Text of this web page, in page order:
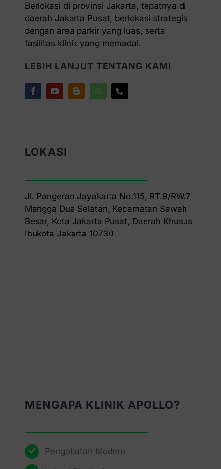
Berlokasi di provinsi Jakarta, tepatnya di
daerah Jakarta Pusat, berlokasi strategis
dengan area parkir yang luas, serta
fasilitas klinik yang memadai.
LEBIH LANJUT TENTANG KAMI
LOKASI
Jl. Pangeran Jayakarta No.115, RT.9/RW.7
Mangga Dua Selatan, Kecamatan Sawah
Besar, Kota Jakarta Pusat, Daerah Khusus
Ibukota Jakarta 10730
MENGAPA KLINIK APOLLO?
Pengobatan Modern